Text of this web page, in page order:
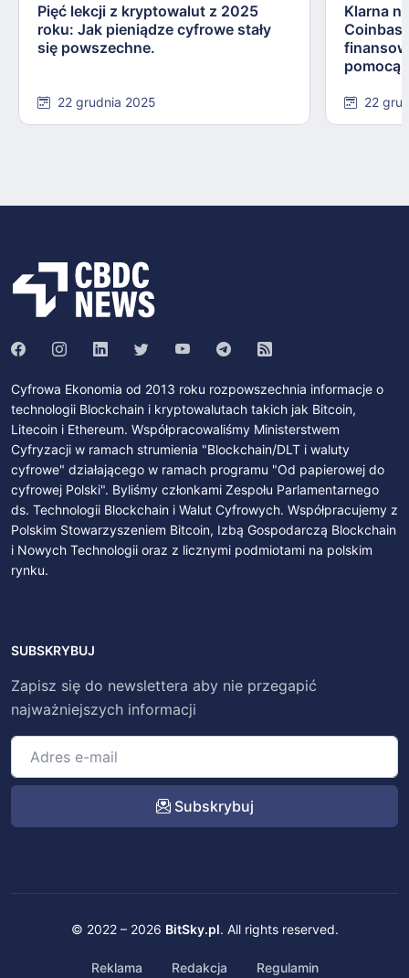
Pięć lekcji z kryptowalut z 2025
roku: Jak pieniądze cyfrowe stały
się powszechne.
22 grudnia 2025
Klarna
pomocą
22
Cyfrowa Ekonomia od 2013 roku rozpowszechnia informacje o
technologii Blockchain i kryptowalutach takich jak Bitcoin,
Litecoin i Ethereum. Współpracowaliśmy Ministerstwem
Cyfryzacji w ramach strumienia "Blockchain/DLT i waluty
cyfrowe" działającego w ramach programu "Od papierowej do
cyfrowej Polski". Byliśmy członkami Zespołu Parlamentarnego
ds. Technologii Blockchain i Walut Cyfrowych. Współpracujemy z
Polskim Stowarzyszeniem Bitcoin, Izbą Gospodarczą Blockchain
i Nowych Technologii oraz z licznymi podmiotami na polskim
rynku.
SUBSKRYBUJ
Zapisz się do newslettera aby nie przegapić
najważniejszych informacji
Subskrybuj
© 2022 – 2026 BitSky.pl. All rights reserved.
Reklama Redakcja Regulamin